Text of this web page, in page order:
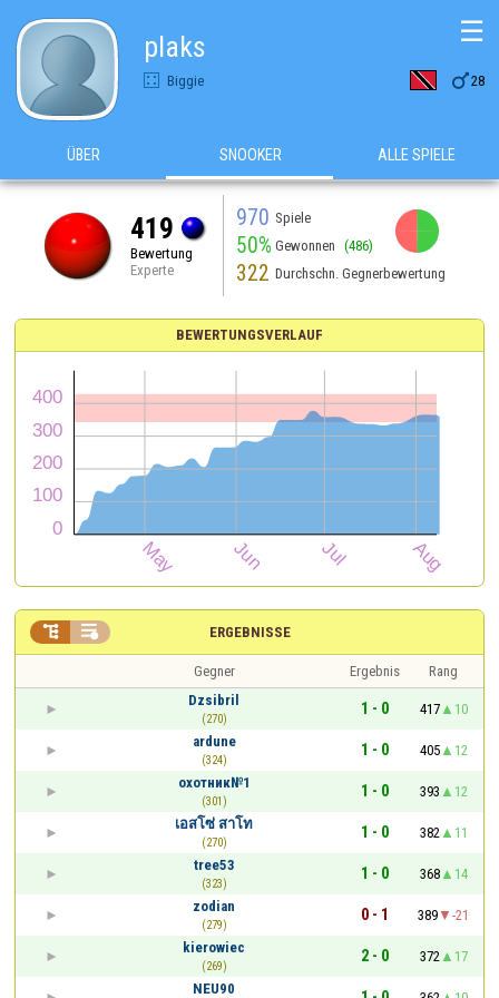
plaks
Biggie 28
☰
ÜBER SNOOKER ALLE SPIELE
419
Bewertung
Experte
970 Spiele
50% Gewonnen (486)
322 Durchschn. Gegnerbewertung
BEWERTUNGSVERLAUF
ERGEBNISSE
 
Gegner Ergebnis
Rang
Dzsibril
(270)
1 - 0 417
10
ardune
(324)
1 - 0 405
12
охотник№1
(301)
1 - 0 393
12
เอสโซ่ สาโท
(270)
1 - 0 382
11
tree53
(323)
1 - 0 368
14
zodian
(279)
0 - 1 389
-21
kierowiec
(269)
2 - 0 372
17
NEU90